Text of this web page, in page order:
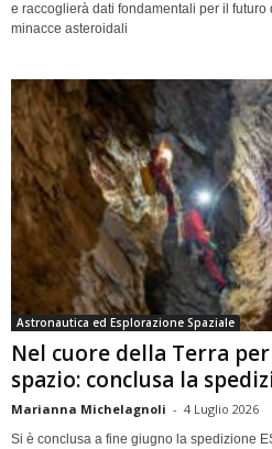
e raccoglierà dati fondamentali per il
minacce asteroidali
Astronautica ed Esplorazione Spaziale
Nel cuore della Terra
spazio: conclusa la
Marianna Michelagnoli - 4 Luglio 2026
Si è conclusa a fine giugno la spedizione